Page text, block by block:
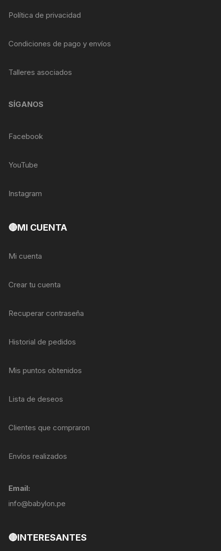
Política de privacidad
Condiciones de pago y envíos
Talleres asociados
SÍGANOS
Facebook
YouTube
Instagram
🔴MI CUENTA
Mi cuenta
Crear tu cuenta
Recuperar contraseña
Historial de pedidos
Mis puntos obtenidos
Lista de deseos
Clientes que compraron
Envíos realizados
Email:
info@babylon.pe
🔴INTERESANTES